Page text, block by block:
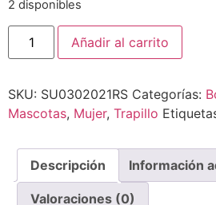
2 disponibles
Añadir al carrito
SKU: SU0302021RS Categorías:
Mascotas, Mujer, Trapillo
Descripción Información
Valoraciones (0)